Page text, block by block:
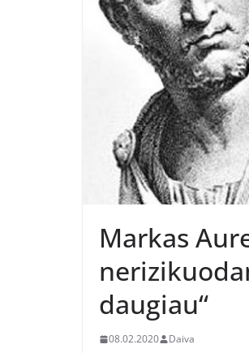
Markas
daugiau“
08.02.2020 Daiva